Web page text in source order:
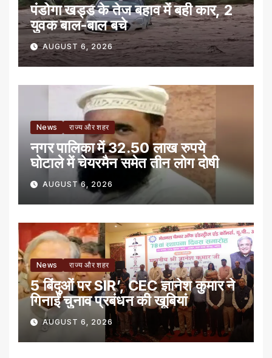
पंडोगा खड्ड के तेज बहाव में बही कार, 2
युवक बाल-बाल बचे
AUGUST 6, 2026
News राज्य और शहर
नगर पालिका में 32.50 लाख रुपये
घोटाले में चेयरमैन समेत तीन लोग दोषी
AUGUST 6, 2026
News राज्य और शहर
5 बिंदुओं पर SIR’, CEC ज्ञानेश कुमार ने
गिनाईं चुनाव प्रबंधन की खूबियां
AUGUST 6, 2026